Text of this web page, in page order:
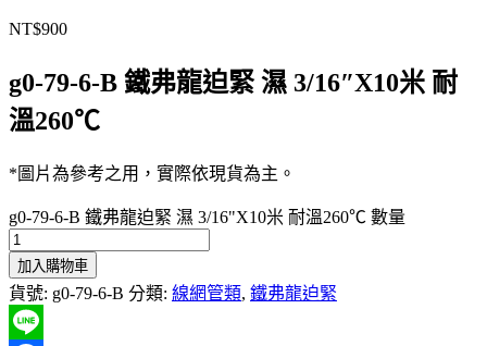
NT$900
g0-79-6-B 鐵弗龍迫緊 濕 3/16″X10米 耐
溫260℃
*圖片為參考之用，實際依現貨為主。
g0-79-6-B 鐵弗龍迫緊 濕 3/16"X10米 耐溫260℃ 數量
加入購物車
貨號: g0-79-6-B 分類: 線網管類, 鐵弗龍迫緊